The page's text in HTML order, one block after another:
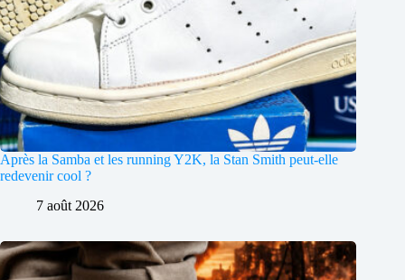
Après la Samba et les running Y2K, la Stan Smith peut-elle
redevenir cool ?
7 août 2026